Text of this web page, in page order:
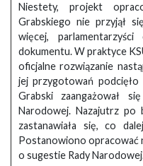
Niestety, projekt
Grabskiego nie przyjął
więcej,
dokumentu. W praktyce
oficjalne rozwiązanie
jej przygotowań podcięło
Grabski zaangażował
Narodowej. Nazajutrz po
zastanawiała się, co
Postanowiono opracować
o sugestie Rady